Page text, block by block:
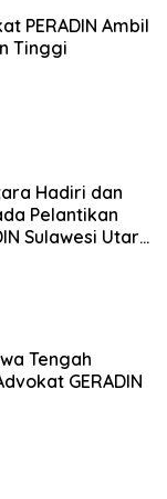
PERADIN Ambil
Tinggi
Hadiri dan
Pelantikan
Sulawesi Utara
Tengah
GERADIN